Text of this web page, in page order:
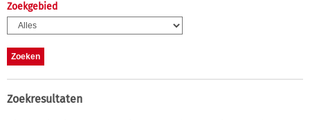
Zoekgebied
Zoekresultaten